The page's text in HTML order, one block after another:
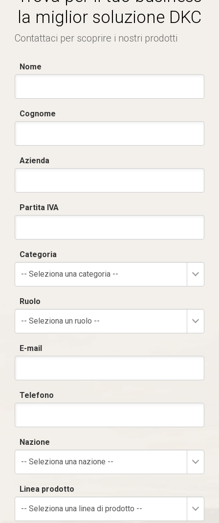
la miglior soluzione DKC
Contattaci per scoprire i nostri prodotti
Nome
Cognome
Azienda
Partita IVA
Categoria
-- Seleziona una categoria --
Ruolo
-- Seleziona un ruolo --
E-mail
Telefono
Nazione
-- Seleziona una nazione --
Linea prodotto
-- Seleziona una linea di prodotto --